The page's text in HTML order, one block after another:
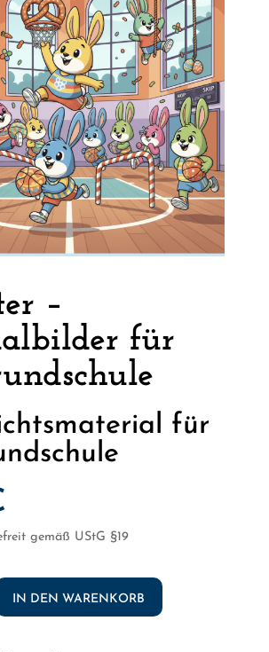
–
für
für
gemäß UStG §19
IN DEN WARENKORB